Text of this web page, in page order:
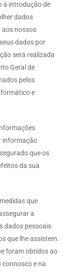
à introdução de
dados
aos nossos
dados por
será realizada
Geral de
pelos
e
informação
que os
da sua
que
a
dados pessoais
que lhe assistem.
foram obtidos ao
connosco e na